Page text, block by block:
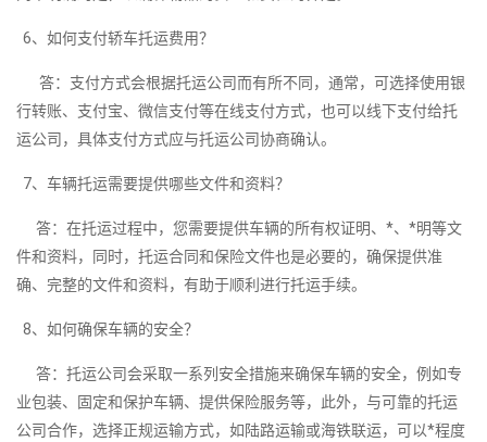
6、如何支付轿车托运费用？
答：支付方式会根据托运公司而有所不同，通常，可选择使用银
行转账、支付宝、微信支付等在线支付方式，也可以线下支付给托
运公司，具体支付方式应与托运公司协商确认。
7、车辆托运需要提供哪些文件和资料？
答：在托运过程中，您需要提供车辆的所有权证明、*、*明等文
件和资料，同时，托运合同和保险文件也是必要的，确保提供准
确、完整的文件和资料，有助于顺利进行托运手续。
8、如何确保车辆的安全？
答：托运公司会采取一系列安全措施来确保车辆的安全，例如专
业包装、固定和保护车辆、提供保险服务等，此外，与可靠的托运
公司合作，选择正规运输方式，如陆路运输或海铁联运，可以*程度